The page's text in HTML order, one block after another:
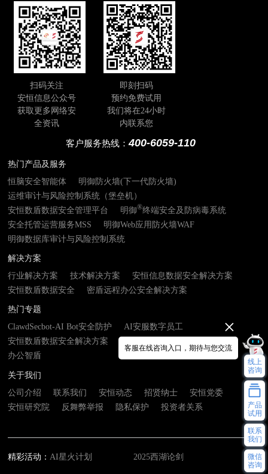
扫码关注
安恒信息公众号
获取更多网络安
全资讯
即刻扫码
预约免费试用
我们将在24小时
内联系您
客户服务热线：400-6059-110
热门产品及服务
恒脑安全智能体
明御防火墙(下一代防火墙)
运维审计与风险控制系统（堡垒机）
安恒数盾数据安全管理平台
明御®终端安全及防病毒系统
安全托管运营服务MSS
明御Web应用防火墙WAF
明御数据库审计与风险控制系统
解决方案
行业解决方案
技术解决方案
安恒信息数据安全解决方案
安恒数盾数据安全
密盾远程办公安全解决方案
热门专题
ClawdSecbot-AI Bot安全防护
AI安服数字员工
安恒数盾数据安全解决方案
办公智盾
关于我们
公司介绍
联系我们 安恒动态 招贤纳士
安恒党委
安恒研究院
反舞弊举报 隐私保护 投资者关系
精彩活动：AI星火计划 2025西湖论剑
客服在线咨询入口，期待与您交流
线上
咨询
产品
试用
联系
我们
微信
咨询